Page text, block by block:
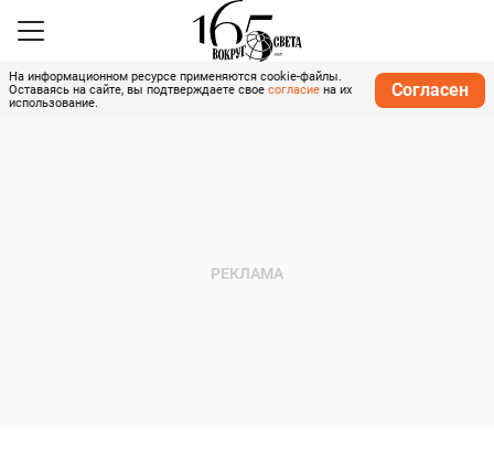
На информационном ресурсе применяются cookie-файлы.
Оставаясь на сайте, вы подтверждаете свое согласие на их
использование.
Согласен